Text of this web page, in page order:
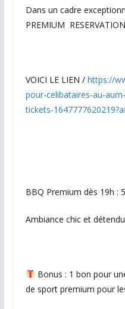
Dans un cadre
PREMIUM
VOICI LE LIEN / https://
pour-celibataires-au-
tickets-
BBQ Premium dès 19h :
Ambiance chic et
Bonus : 1 bon pour
de sport premium pour